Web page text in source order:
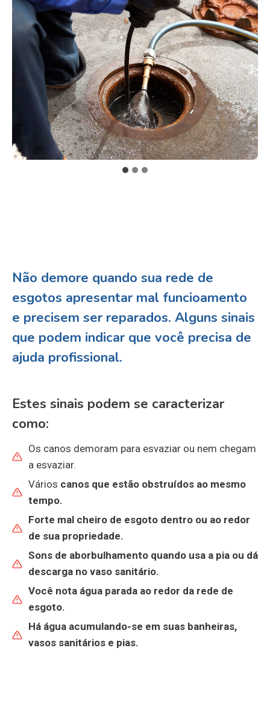
Não demore quando sua rede de
esgotos apresentar mal funcioamento
e precisem ser reparados. Alguns sinais
que podem indicar que você precisa de
ajuda profissional.
Estes sinais podem se caracterizar
como:
Os canos demoram para esvaziar ou nem chegam
a esvaziar.
Vários canos que estão obstruídos ao mesmo
tempo.
Forte mal cheiro de esgoto dentro ou ao redor
de sua propriedade.
Sons de aborbulhamento quando usa a pia ou dá
descarga no vaso sanitário.
Você nota água parada ao redor da rede de
esgoto.
Há água acumulando-se em suas banheiras,
vasos sanitários e pias.